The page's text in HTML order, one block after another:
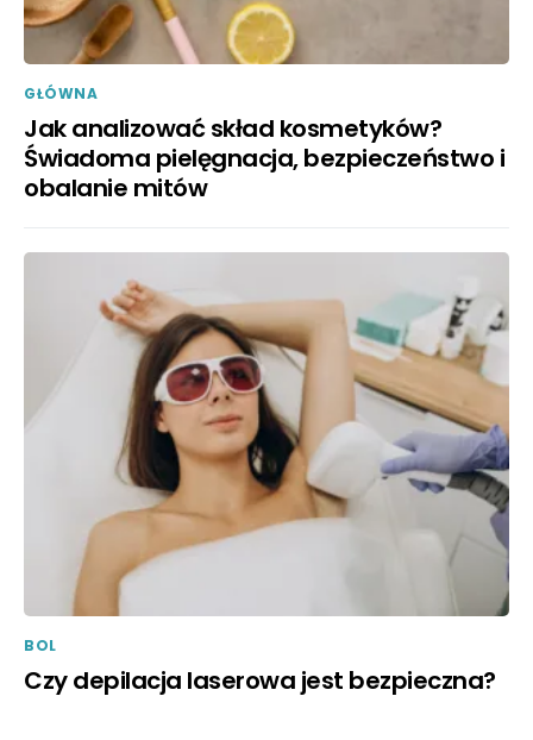
GŁÓWNA
Jak analizować skład kosmetyków?
Świadoma pielęgnacja, bezpieczeństwo i
obalanie mitów
BOL
Czy depilacja laserowa jest bezpieczna?